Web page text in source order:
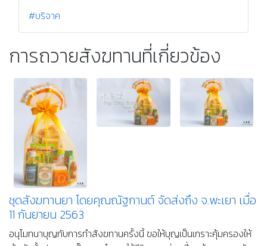
มีนาคม 2564
บุญใดที่ท่านได้ตั้งใจถวายในวันนี้ ขอให้บุญนั้นตอบแทนกลับ
ไปเป็นความสุขกาย สุขใจ สมหวังในทุกประการ และมีแรง
ชุดสังฆทานยาสดใหม่จากร้านยา
Facebook :
ไลน์ :Line
โทร : 02-212-4082
#บริจาค
การถวายสังฆทานที่เกี่ยวข้อง